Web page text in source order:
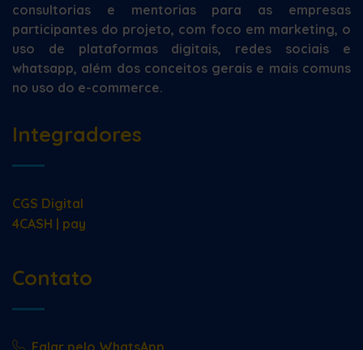
consultorias e mentorias para as empresas
participantes do projeto, com foco em marketing, o
uso de plataformas digitais, redes sociais e
whatsapp, além dos conceitos gerais e mais comuns
no uso do e-commerce.
Integradores
CGS Digital
4CASH | pay
Contato